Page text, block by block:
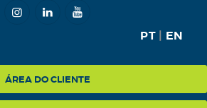
PT| EN
ÁREA DO CLIENTE